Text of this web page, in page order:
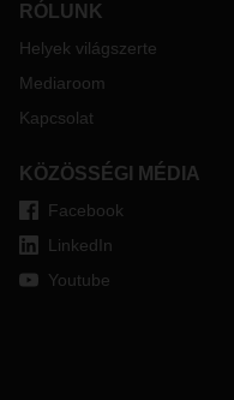
RÓLUNK
Helyek világszerte
Mediaroom
Kapcsolat
KÖZÖSSÉGI MÉDIA
Facebook
LinkedIn
Youtube